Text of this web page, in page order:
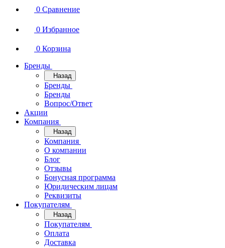
0 Сравнение
0 Избранное
0 Корзина
Бренды
Назад
Бренды
Бренды
Вопрос/Ответ
Акции
Компания
Назад
Компания
О компании
Блог
Отзывы
Бонусная программа
Юридическим лицам
Реквизиты
Покупателям
Назад
Покупателям
Оплата
Доставка